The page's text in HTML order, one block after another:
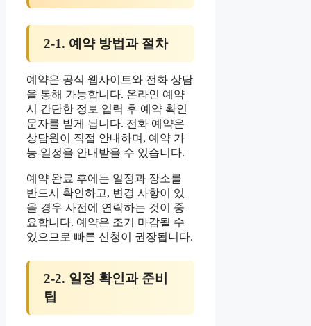
2-1. 예약 방법과 절차
예약은 공식 웹사이트와 전화 상담
을 통해 가능합니다. 온라인 예약
시 간단한 정보 입력 후 예약 확인
문자를 받게 됩니다. 전화 예약은
상담원이 직접 안내하며, 예약 가
능 일정을 안내받을 수 있습니다.
예약 완료 후에는 일정과 장소를
반드시 확인하고, 변경 사항이 있
을 경우 사전에 연락하는 것이 중
요합니다. 예약은 조기 마감될 수
있으므로 빠른 신청이 권장됩니다.
2-2. 일정 확인과 준비
팁